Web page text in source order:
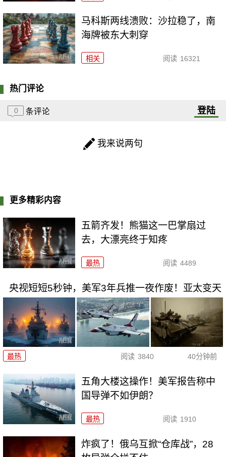
马科斯两线溃败：沙拉稳了，南
海牌被东大刺穿
相关 阅读 16321
热门评论
0 条评论 登陆
我来说两句
更多精彩内容
五箭齐发！熊猫这一巴掌扇过
去，大漂亮终于知疼
最热 阅读 4489
央视短短5秒钟，美军3年兵推一夜作废！亚太变天
最热 阅读 3840 40分钟前
五角大楼这操作！美军报告称中
国导弹不如伊朗？
最热 阅读 1910
炸疯了！俄乌互掀“仓库战”，28